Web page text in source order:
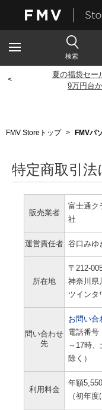
夏の福袋セー
9万円台
<
FMV Storeトップ > FMVパ
特定商取引
販売業者
富士通ク
社
運営責任者 谷口みゆ
所在地
〒212-
神奈川県
ツインタ
問い合わせ
先
お問い合
電話番号
～17時
除く）
利用料金
年額
（初年